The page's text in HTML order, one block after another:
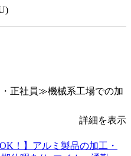
正社員≫機械系工場での加
詳細を表示